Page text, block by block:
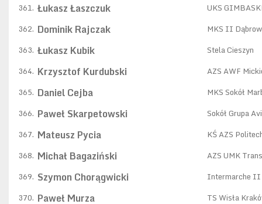
361. Łukasz Łaszczuk
UKS
362. Dominik Rajczak
MKS II
363. Łukasz Kubik
Stela Cieszyn
364. Krzysztof Kurdubski
AZS AWF
365. Daniel Cejba
MKS Sokół
366. Paweł Skarpetowski
Sokół Grupa
367. Mateusz Pycia
KŚ AZS
368. Michał Bagaziński
AZS UMK
369. Szymon Chorągwicki
Intermarche II
370. Paweł Murza
TS Wisła